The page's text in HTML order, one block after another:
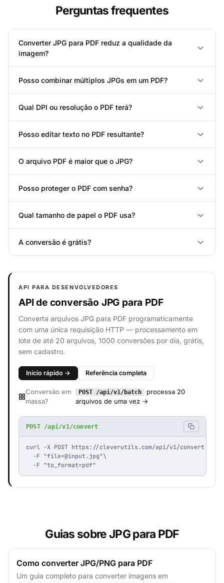
Perguntas frequentes
Converter JPG para PDF reduz a qualidade da
imagem?
Posso combinar múltiplos JPGs em um PDF?
Qual DPI ou resolução o PDF terá?
Posso editar texto no PDF resultante?
O arquivo PDF é maior que o JPG?
Posso proteger o PDF com senha?
Qual tamanho de papel o PDF usa?
A conversão é grátis?
API PARA DESENVOLVEDORES
API de conversão JPG para PDF
Converta arquivos JPG para PDF programaticamente
com uma única requisição HTTP — processamento em
lote de até 20 arquivos, 1000 conversões por dia, grátis,
sem cadastro.
Início rápido → Referência completa
Conversão em
massa?
POST /api/v1/batch
processa 20
arquivos de uma vez →
POST /api/v1/convert
curl -X POST https://cleverutils.com/api/v1/convert \
  -F "
file=@input.jpg"\
  -F "to_format=pdf"
Guias sobre JPG para PDF
Como converter JPG/PNG para PDF
Um guia completo para converter imagens em